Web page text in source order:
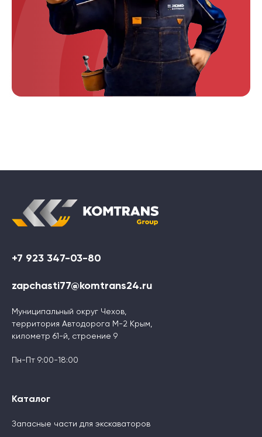
+7 923 347-03-80
zapchasti77@komtrans24.ru
Муниципальный округ Чехов,
территория Автодорога М-2 Крым,
километр 61-й, строение 9
Пн-Пт 9:00-18:00
Каталог
Запасные части для экскаваторов